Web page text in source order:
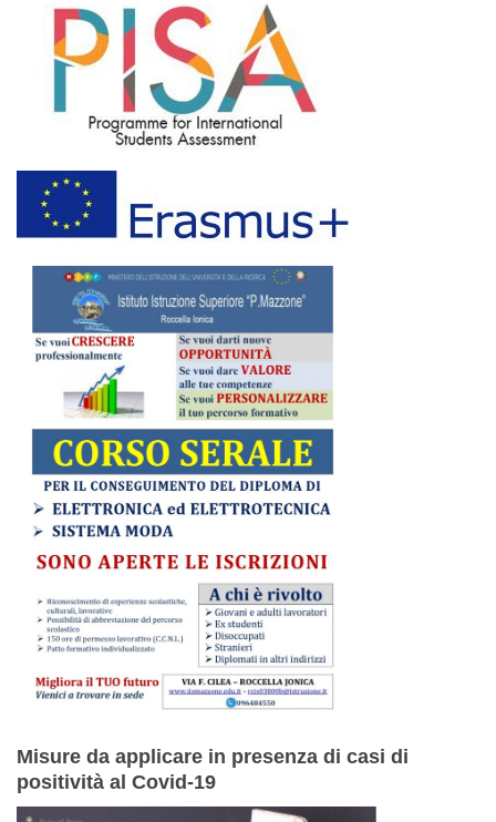
Misure da applicare in presenza di casi di
positività al Covid-19